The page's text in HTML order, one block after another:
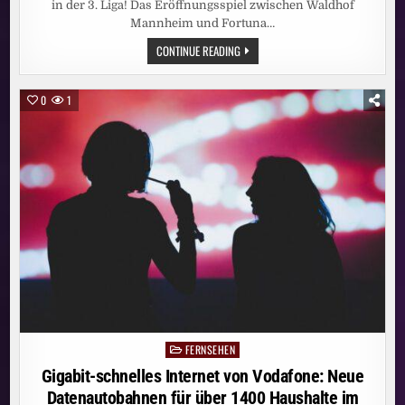
in der 3. Liga! Das Eröffnungsspiel zwischen Waldhof
Mannheim und Fortuna…
CONTINUE READING3.
LIGA
KOMPLETT
LIVE
BEI
MAGENTASPORT:
HEISSE D
ISKUSSIONEN B
ANNHEIMS A
UFTAKTSIEG: S
CHIEDSRICHTERIN M
ICHEL S
ELBSTKRITISCH, K
LOS Z
IEHT H
CHLECHTE 1
. H
ALBZEIT“
0 1
Posted
in
FERNSEHEN
Gigabit-schnelles Internet von Vodafone: Neue
Datenautobahnen für über 1400 Haushalte im